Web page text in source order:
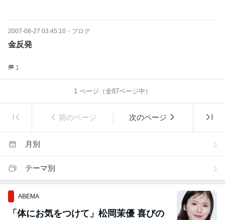
2007-08-27 03:45:10 ・ ブログ
金反発
1
1ページ（全87ページ中）
前のページ 次のページ
月別
テーマ別
ABEMA
「体にお気をつけて」松岡茉優 喜びの